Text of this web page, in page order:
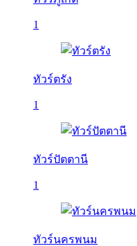
1
ทัวร์ตรัง
1
ทัวร์ปัตตานี
1
ทัวร์นครพนม